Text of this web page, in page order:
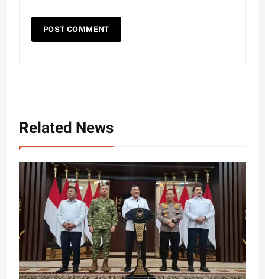
Related News